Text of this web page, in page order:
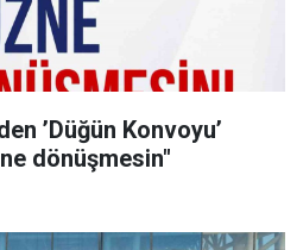
’Düğün Konvoyu’
dönüşmesin"